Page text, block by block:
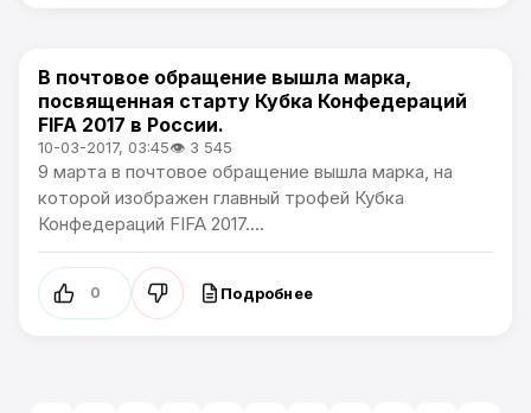
Новости футбола
В почтовое обращение вышла марка,
посвященная старту Кубка Конфедераций
FIFA 2017 в России.
10-03-2017, 03:45👁 3 545
9 марта в почтовое обращение вышла марка, на
которой изображен главный трофей Кубка
Конфедераций FIFA 2017....
0 Подробнее